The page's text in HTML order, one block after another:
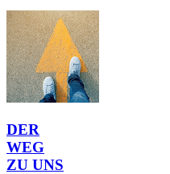
DER
WEG
ZU UNS